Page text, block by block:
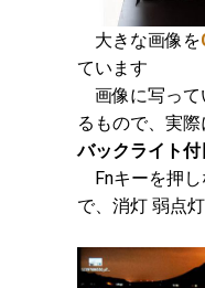
大きな画像を
ています
画像に写って
るもので、実
バックライト
Fnキーを押し
で、消灯 弱点